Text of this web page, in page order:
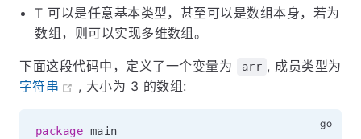
T 可以是任意基本类型，甚至可以是数组本身，若为
数组，则可以实现多维数组。
下面这段代码中，定义了一个变量为 arr , 成员类型为
字符串
, 大小为 3 的数组:
package main